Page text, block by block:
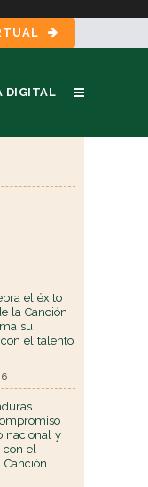
DIGITAL
el éxito
la Canción
su
el talento
nacional y
con el
Canción